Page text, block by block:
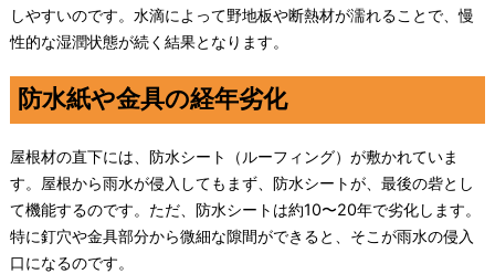
しやすいのです。水滴によって野地板や断熱材が濡れることで、慢
性的な湿潤状態が続く結果となります。
防水紙や金具の経年劣化
屋根材の直下には、防水シート（ルーフィング）が敷かれていま
す。屋根から雨水が侵入してもまず、防水シートが、最後の砦とし
て機能するのです。ただ、防水シートは約10〜20年で劣化します。
特に釘穴や金具部分から微細な隙間ができると、そこが雨水の侵入
口になるのです。